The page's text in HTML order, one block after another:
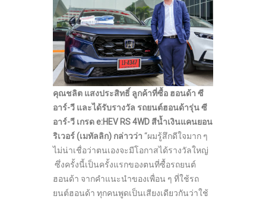
คุณชลิต แสงประสิทธิ์ ลูกค้าที่ซื้อ ฮอนด้า ซี
อาร์-วี และได้รับรางวัล รถยนต์ฮอนด้ารุ่น ซี
อาร์-วี เกรดe:HEV RS 4WD สีน้ำเงินแคนยอน
ริเวอร์ (เมทัลลิก) กล่าวว่า “ผมรู้สึกดีใจมาก ๆ
ไม่น่าเชื่อว่าตนเองจะมีโอกาสได้รางวัลใหญ่
ซึ่งครั้งนี้เป็นครั้งแรกของตนที่ซื้อรถยนต์
ฮอนด้า จากคำแนะนำของเพื่อน ๆ ที่ใช้รถ
ยนต์ฮอนด้า ทุกคนพูดเป็นเสียงเดียวกันว่าใช้